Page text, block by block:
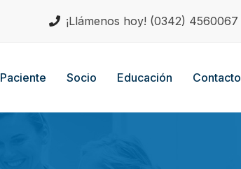
¡Llámenos hoy! (0342) 4560067
Paciente Socio Educación Contacto